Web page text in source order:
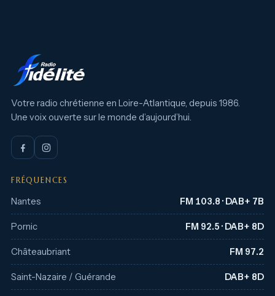
Votre radio chrétienne en Loire-Atlantique, depuis 1986.
Une voix ouverte sur le monde d’aujourd’hui.
FRÉQUENCES
Nantes FM 103.8 · DAB+ 7B
Pornic FM 92.5 · DAB+ 8D
Châteaubriant FM 97.2
Saint-Nazaire / Guérande DAB+ 8D